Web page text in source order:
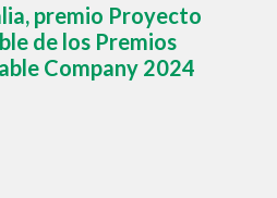
premio Proyecto
de los Premios
Company 2024